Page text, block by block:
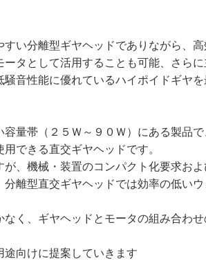
い分離型ギヤヘッドでありながら、
タとして活用することも可能、さら
音性能に優れているハイポイドギヤ
量帯（２５Ｗ～９０Ｗ）にある製品
できる直交ギヤヘッドです。
、機械・装置のコンパクト化要求お
離型直交ギヤヘッドでは効率の低い
く、ギヤヘッドとモータの組み合わ
向けに提案していきます